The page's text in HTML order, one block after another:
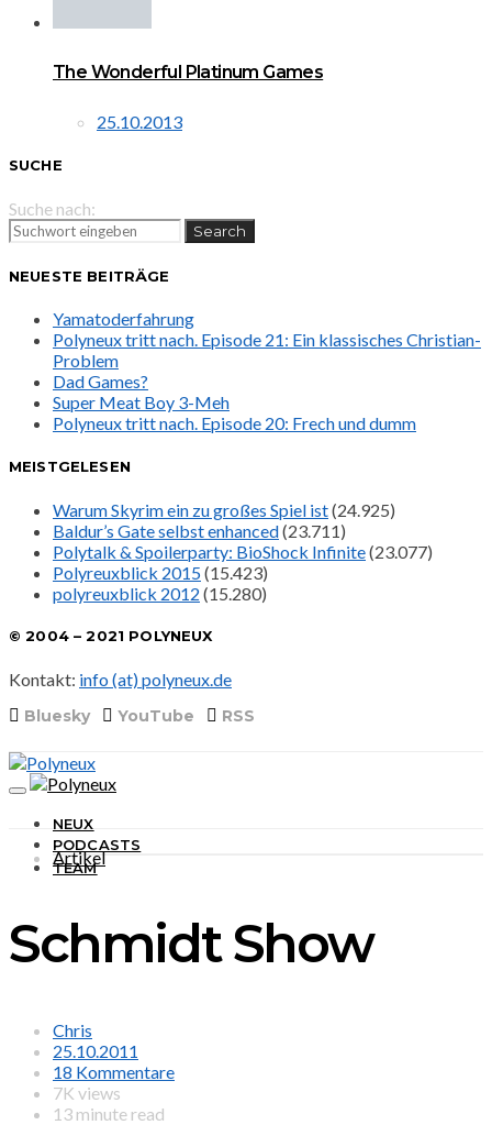
The Wonderful Platinum Games
25.10.2013
SUCHE
Suche nach:
Search
NEUESTE BEITRÄGE
Yamatoderfahrung
Polyneux tritt nach. Episode 21: Ein klassisches Christian-
Problem
Dad Games?
Super Meat Boy 3-Meh
Polyneux tritt nach. Episode 20: Frech und dumm
MEISTGELESEN
Warum Skyrim ein zu großes Spiel ist(24.925)
Baldur’s Gate selbst enhanced(23.711)
Polytalk & Spoilerparty: BioShock Infinite(23.077)
Polyreuxblick 2015(15.423)
polyreuxblick 2012 (15.280)
© 2004 – 2021 POLYNEUX
Kontakt: info (at) polyneux.de
Bluesky YouTube RSS
NEUX
PODCASTS
TEAM
Artikel
Schmidt Show
Chris
25.10.2011
18 Kommentare
7K views
13 minute read